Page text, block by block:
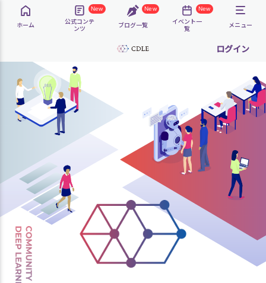
ホーム
New
公式コンテ
ンツ
New
ブログ一覧
New
イベント一
覧
メニュー
ログイン